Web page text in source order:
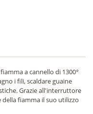
a cannello di 1300°
i fili, scaldare guaine
Grazie all'interruttore
fiamma il suo utilizzo